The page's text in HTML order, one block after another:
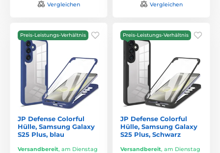
Vergleichen Vergleichen
Preis-Leistungs-Verhältnis
JP Defense Colorful
Hülle, Samsung Galaxy
S25 Plus, blau
Versandbereit, am Dienstag
Preis-Leistungs-Verhältnis
JP Defense Colorful
Hülle, Samsung Galaxy
S25 Plus, Schwarz
Versandbereit, am Dienstag